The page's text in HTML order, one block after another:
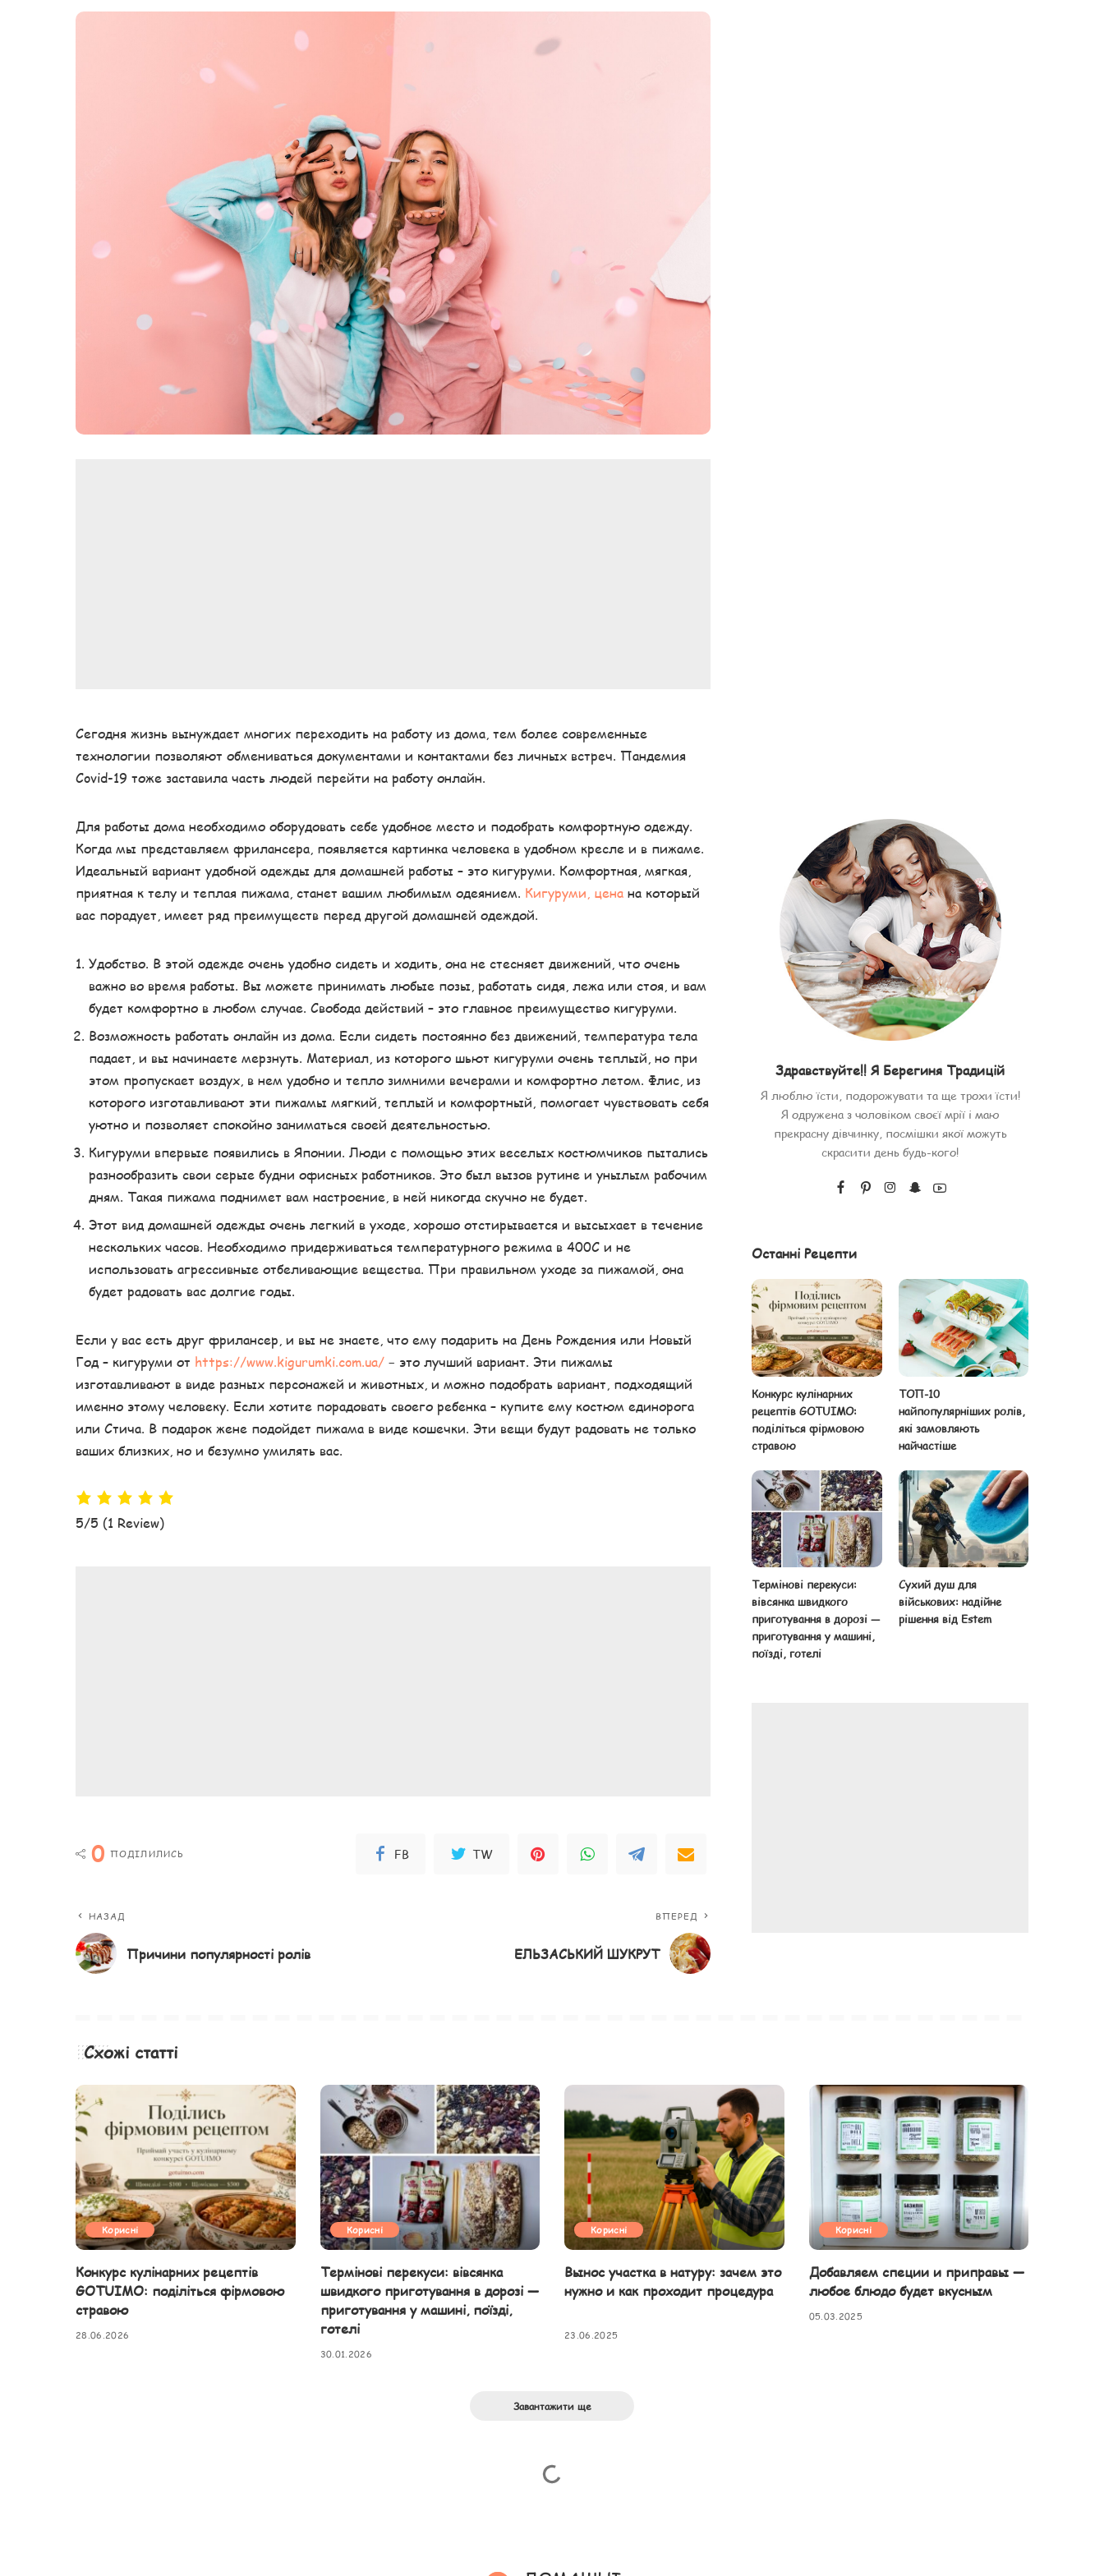
Сегодня жизнь вынуждает многих переходить на работу из дома, тем более современные
технологии позволяют обмениваться документами и контактами без личных встреч. Пандемия
Covid-19 тоже заставила часть людей перейти на работу онлайн.
Для работы дома необходимо оборудовать себе удобное место и подобрать комфортную одежду.
Когда мы представляем фрилансера, появляется картинка человека в удобном кресле и в пижаме.
Идеальный вариант удобной одежды для домашней работы – это кигуруми. Комфортная, мягкая,
приятная к телу и теплая пижама, станет вашим любимым одеянием. Кигуруми, цена на который
вас порадует, имеет ряд преимуществ перед другой домашней одеждой.
Удобство. В этой одежде очень удобно сидеть и ходить, она не стесняет движений, что очень
важно во время работы. Вы можете принимать любые позы, работать сидя, лежа или стоя, и вам
будет комфортно в любом случае. Свобода действий – это главное преимущество кигуруми.
Возможность работать онлайн из дома. Если сидеть постоянно без движений, температура тела
падает, и вы начинаете мерзнуть. Материал, из которого шьют кигуруми очень теплый, но при
этом пропускает воздух, в нем удобно и тепло зимними вечерами и комфортно летом. Флис, из
которого изготавливают эти пижамы мягкий, теплый и комфортный, помогает чувствовать себя
уютно и позволяет спокойно заниматься своей деятельностью.
Кигуруми впервые появились в Японии. Люди с помощью этих веселых костюмчиков пытались
разнообразить свои серые будни офисных работников. Это был вызов рутине и унылым рабочим
дням. Такая пижама поднимет вам настроение, в ней никогда скучно не будет.
Этот вид домашней одежды очень легкий в уходе, хорошо отстирывается и высыхает в течение
нескольких часов. Необходимо придерживаться температурного режима в 400С и не
использовать агрессивные отбеливающие вещества. При правильном уходе за пижамой, она
будет радовать вас долгие годы.
Если у вас есть друг фрилансер, и вы не знаете, что ему подарить на День Рождения или Новый
Год – кигуруми от https://www.kigurumki.com.ua/ − это лучший вариант. Эти пижамы
изготавливают в виде разных персонажей и животных, и можно подобрать вариант, подходящий
именно этому человеку. Если хотите порадовать своего ребенка – купите ему костюм единорога
или Стича. В подарок жене подойдет пижама в виде кошечки. Эти вещи будут радовать не только
ваших близких, но и безумно умилять вас.
5/5 (1 Review)
0 ПОДІЛИЛИСЬ FB TW
НАЗАД
Причини популярності ролів
ВПЕРЕД
ЕЛЬЗАСЬКИЙ ШУКРУТ
Здравствуйте!! Я Берегиня Традицій
Я люблю їсти, подорожувати та ще трохи їсти!
Я одружена з чоловіком своєї мрії і маю
прекрасну дівчинку, посмішки якої можуть
скрасити день будь-кого!
Останні Рецепти
Конкурс кулінарних
рецептів GOTUIMO:
поділіться фірмовою
стравою
ТОП-10
найпопулярніших ролів,
які замовляють
найчастіше
Термінові перекуси:
вівсянка швидкого
приготування в дорозі —
приготування у машині,
поїзді, готелі
Сухий душ для
військових: надійне
рішення від Estem
Схожі статті
Корисні
Конкурс кулінарних рецептів
GOTUIMO: поділіться фірмовою
стравою
28.06.2026
Корисні
Термінові перекуси: вівсянка
швидкого приготування в дорозі —
приготування у машині, поїзді,
готелі
30.01.2026
Корисні
Вынос участка в натуру: зачем это
нужно и как проходит процедура
23.06.2025
Корисні
Добавляем специи и приправы —
любое блюдо будет вкусным
05.03.2025
Завантажити ще